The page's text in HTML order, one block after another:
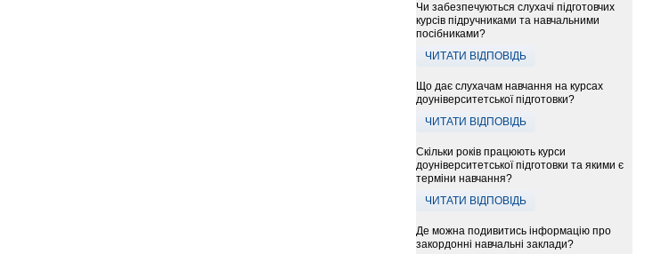
Чи забезпечуються слухачі підготовчих
курсів підручниками та навчальними
посібниками?
ЧИТАТИ ВІДПОВІДЬ
Що дає слухачам навчання на курсах
доуніверситетської підготовки?
ЧИТАТИ ВІДПОВІДЬ
Скільки років працюють курси
доуніверситетської підготовки та якими є
терміни навчання?
ЧИТАТИ ВІДПОВІДЬ
Де можна подивитись інформацію про
закордонні навчальні заклади?